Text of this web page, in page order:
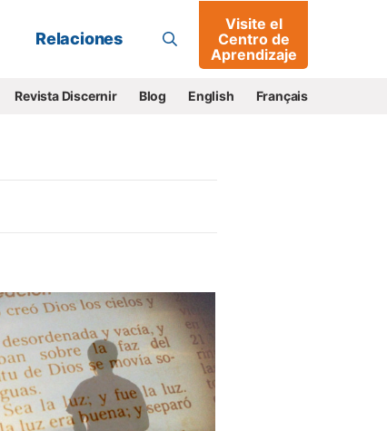
Buscar
Relaciones
Visite el
Centro de
Aprendizaje
Revista Discernir Blog English Français